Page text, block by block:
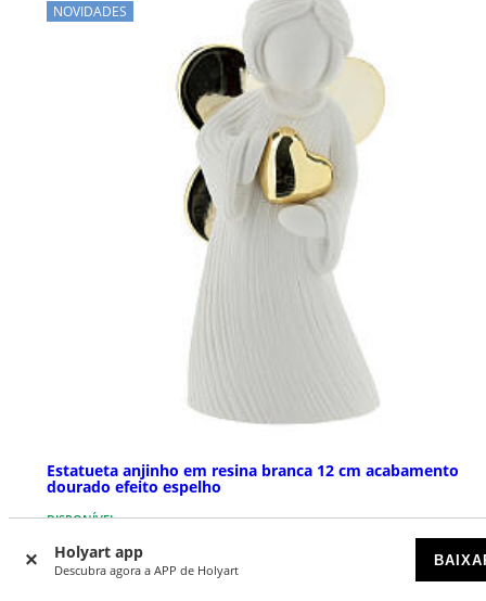
Holyart app
Descubra agora a APP de Holyart
NOVIDADES
Estatueta anjinho em resina branca 12 cm acabamento
dourado efeito espelho
DISPONÍVEL
€ 29,90